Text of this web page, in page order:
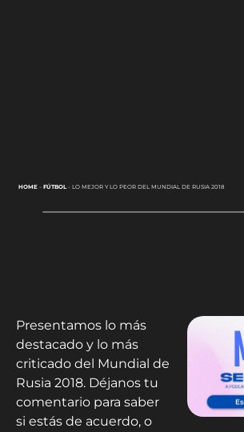
HOME- FÚTBOL - LO MEJOR Y LO PEOR DEL MUNDIAL DE RUSIA 2018
Presentamos lo más
destacado y lo más
criticado del Mundial de
Rusia 2018. Déjanos tu
comentario para saber
si estás de acuerdo, o